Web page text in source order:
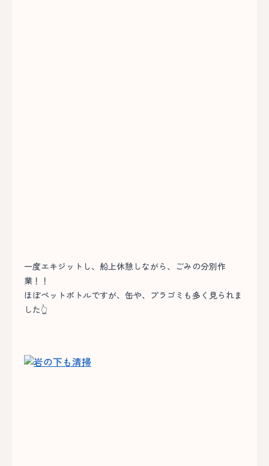
一度エキジットし、船上休憩しながら、ごみの分別作
業！！
ほぼペットボトルですが、缶や、プラゴミも多く見られま
した👆